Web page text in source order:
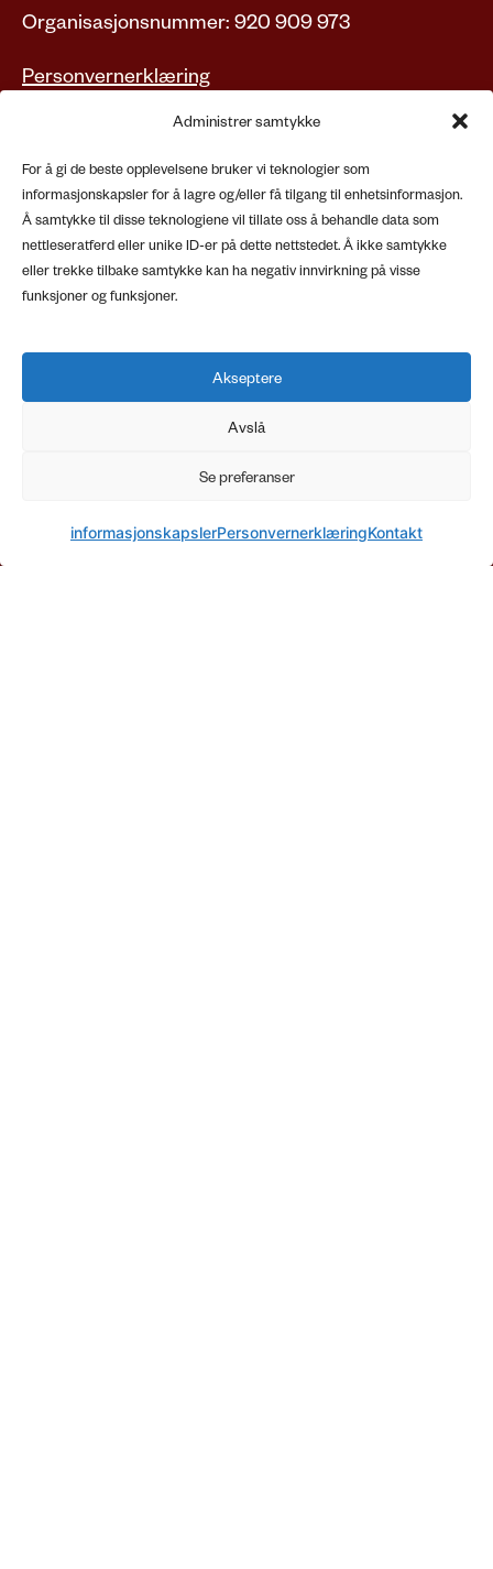
Administrer samtykke
For å gi de beste opplevelsene bruker vi teknologier som
informasjonskapsler for å lagre og/eller få tilgang til enhetsinformasjon.
Å samtykke til disse teknologiene vil tillate oss å behandle data som
nettleseratferd eller unike ID-er på dette nettstedet. Å ikke samtykke
eller trekke tilbake samtykke kan ha negativ innvirkning på visse
funksjoner og funksjoner.
Akseptere
Avslå
Se preferanser
informasjonskapslerPersonvernerklæringKontakt
Organisasjonsnummer: 920 909 973
Personvernerklæring
Caritas Arendal